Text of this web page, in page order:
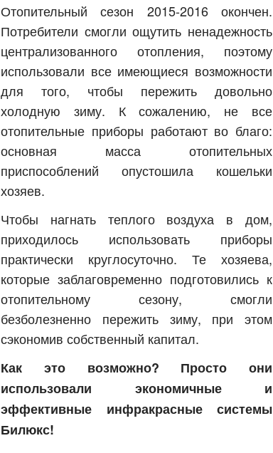
Отопительный сезон 2015-2016 окончен.
Потребители смогли ощутить ненадежность
централизованного отопления, поэтому
использовали все имеющиеся возможности
для того, чтобы пережить довольно
холодную зиму. К сожалению, не все
отопительные приборы работают во благо:
основная масса отопительных
приспособлений опустошила кошельки
хозяев.
Чтобы нагнать теплого воздуха в дом,
приходилось использовать приборы
практически круглосуточно. Те хозяева,
которые заблаговременно подготовились к
отопительному сезону, смогли
безболезненно пережить зиму, при этом
сэкономив собственный капитал.
Как это возможно? Просто они
использовали экономичные и
эффективные инфракрасные системы
Билюкс!